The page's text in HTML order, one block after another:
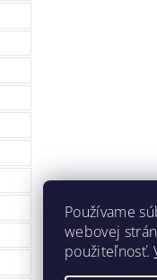
Používame
webovej
použiteľnosť.